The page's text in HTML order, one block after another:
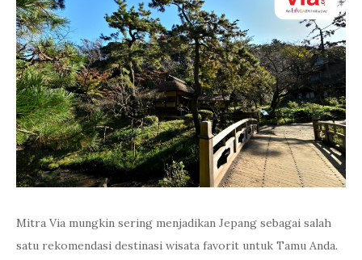
Mitra Via mungkin sering menjadikan Jepang sebagai salah
satu rekomendasi destinasi wisata favorit untuk Tamu Anda.